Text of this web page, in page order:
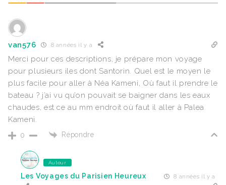
van576 8 années il y a
Merci pour ces descriptions, je prépare mon voyage
pour plusieurs iles dont Santorin. Quel est le moyen le
plus facile pour aller à Néa Kameni, Où faut il prendre le
bateau ? j’ai vu qu’on pouvait se baigner dans les eaux
chaudes, est ce au mm endroit où faut il aller à Palea
Kameni.
0 Répondre
Auteur
Les Voyages du Parisien Heureux 8 années il y a